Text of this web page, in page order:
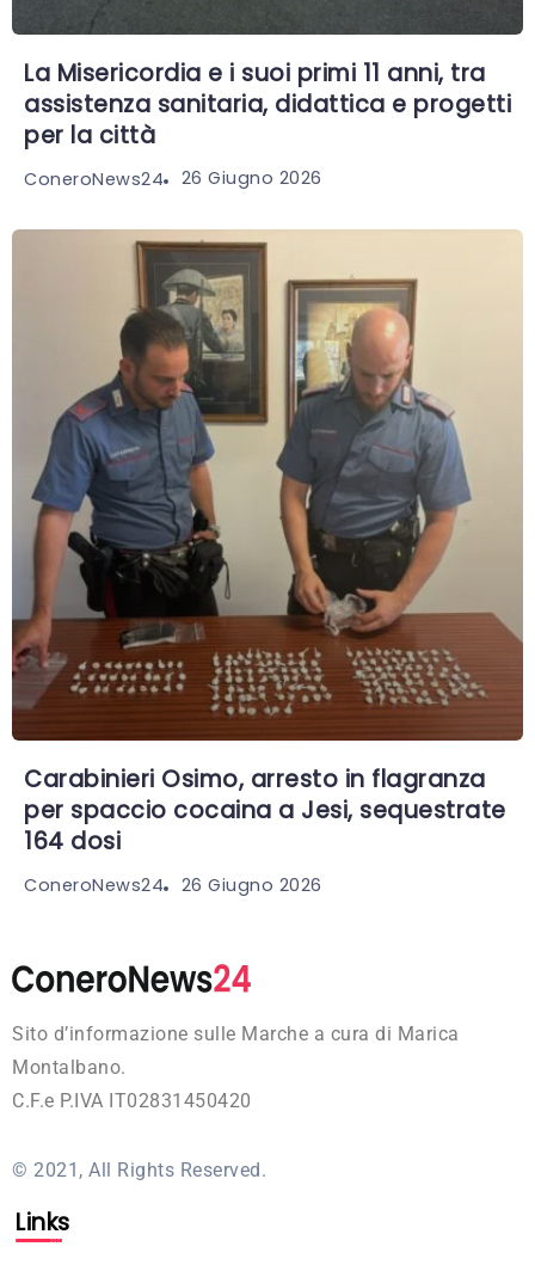
La Misericordia e i suoi primi 11 anni, tra
assistenza sanitaria, didattica e progetti
per la città
ConeroNews24 26 Giugno 2026
Carabinieri Osimo, arresto in flagranza
per spaccio cocaina a Jesi, sequestrate
164 dosi
ConeroNews24 26 Giugno 2026
Sito d’informazione sulle Marche a cura di Marica
Montalbano.
C.F.e P.IVA IT02831450420
© 2021, All Rights Reserved.
Links